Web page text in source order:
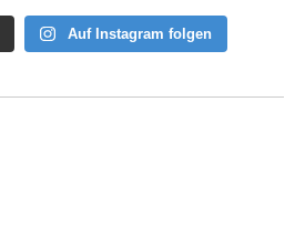
Auf Instagram folgen